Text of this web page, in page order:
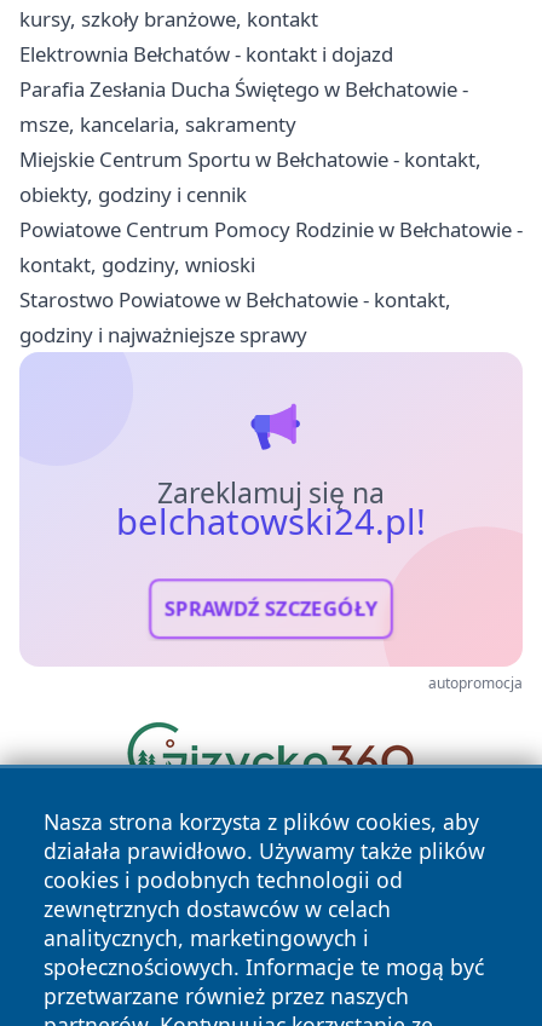
kursy, szkoły branżowe, kontakt
Elektrownia Bełchatów - kontakt i dojazd
Parafia Zesłania Ducha Świętego w Bełchatowie -
msze, kancelaria, sakramenty
Miejskie Centrum Sportu w Bełchatowie - kontakt,
obiekty, godziny i cennik
Powiatowe Centrum Pomocy Rodzinie w Bełchatowie -
kontakt, godziny, wnioski
Starostwo Powiatowe w Bełchatowie - kontakt,
godziny i najważniejsze sprawy
Zareklamuj się na
belchatowski24.pl!
SPRAWDŹ SZCZEGÓŁY
autopromocja
Nasza strona korzysta z plików cookies, aby
działała prawidłowo. Używamy także plików
cookies i podobnych technologii od
zewnętrznych dostawców w celach
analitycznych, marketingowych i
społecznościowych. Informacje te mogą być
przetwarzane również przez naszych
Copyright © 2026 belchatowski24.pl Wszystkie prawa
zastrzeżone.